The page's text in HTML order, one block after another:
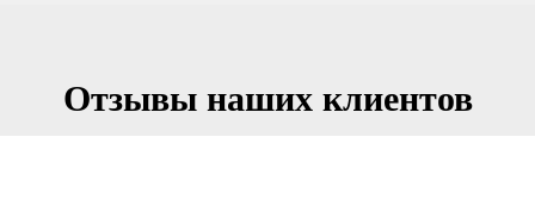
Отзывы наших клиентов